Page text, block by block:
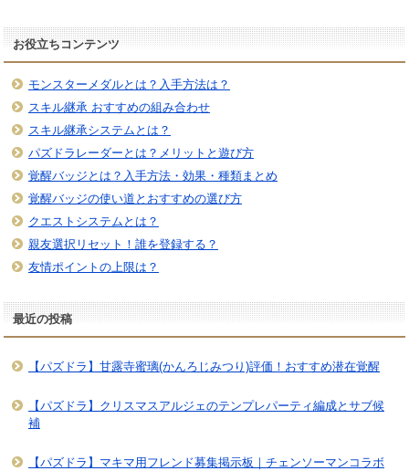
お役立ちコンテンツ
モンスターメダルとは？入手方法は？
スキル継承 おすすめの組み合わせ
スキル継承システムとは？
パズドラレーダーとは？メリットと遊び方
覚醒バッジとは？入手方法・効果・種類まとめ
覚醒バッジの使い道とおすすめの選び方
クエストシステムとは？
親友選択リセット！誰を登録する？
友情ポイントの上限は？
最近の投稿
【パズドラ】甘露寺蜜璃(かんろじみつり)評価！おすすめ潜在覚醒
【パズドラ】クリスマスアルジェのテンプレパーティ編成とサブ候
補
【パズドラ】マキマ用フレンド募集掲示板｜チェンソーマンコラボ